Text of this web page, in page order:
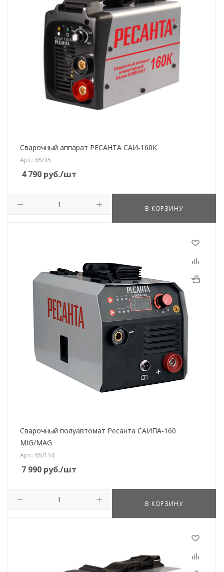
Сварочный аппарат РЕСАНТА САИ-160К
Арт.: 65/35
4 790 руб./шт
В КОРЗИНУ
Сварочный полуавтомат Ресанта САИПА-160
MIG/MAG
Арт.: 65/134
7 990 руб./шт
В КОРЗИНУ